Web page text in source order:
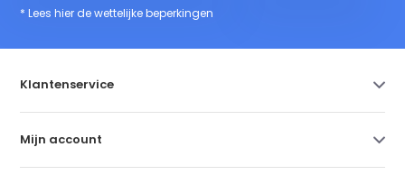
* Lees hier de wettelijke beperkingen
Klantenservice
Mijn account